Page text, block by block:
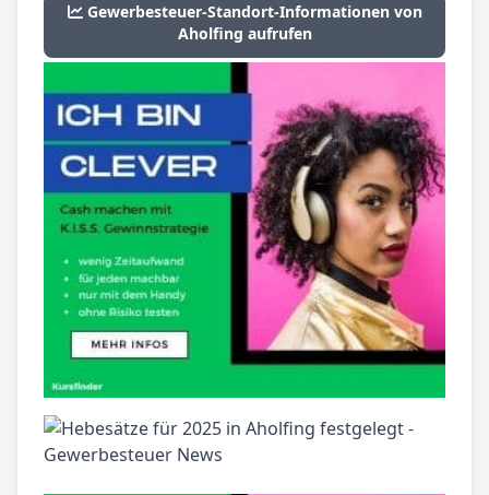
Gewerbesteuer-Standort-Informationen von
Aholfing aufrufen